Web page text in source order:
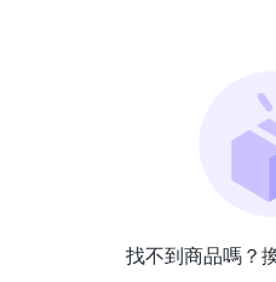
找不到商品嗎？